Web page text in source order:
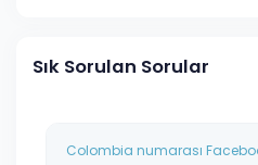
Sık Sorulan Sorular
Colombia numarası